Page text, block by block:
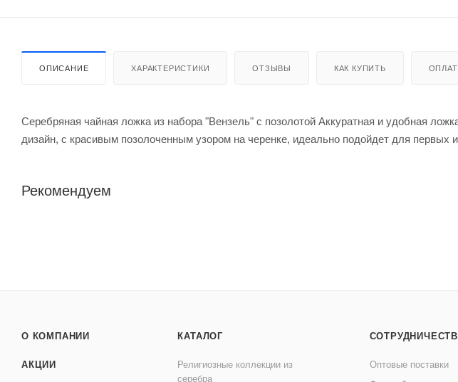
ОПИСАНИЕ ХАРАКТЕРИСТИКИ ОТЗЫВЫ КАК КУПИТЬ
Серебряная чайная ложка из набора "Вензель" с позолотой Аккуратная и удобная
дизайн, с красивым позолоченным узором на черенке, идеально подойдет для первых
Рекомендуем
О КОМПАНИИ
АКЦИИ
КАТАЛОГ
Религиозные коллекции из
серебра
Оптовые поставки